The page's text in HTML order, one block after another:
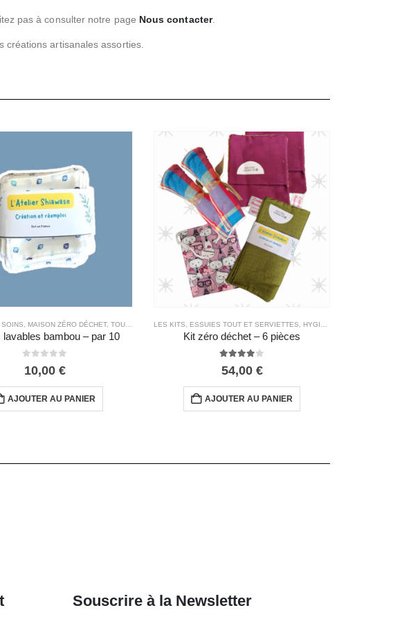
pas àconsulter notre page Nous contacter.
créations artisanales assorties.
, MAISON ZÉRO DÉCHET, TOUS LES PRODUITS
lavables bambou – par 10
10,00 €
AJOUTER AU PANIER
LES KITS, ESSUIES TOUT ET SERVIETTES, HYGIÈNE ET SOINS
Kit zéro déchet – 6 pièces
54,00 €
AJOUTER AU PANIER
Souscrire à la Newsletter